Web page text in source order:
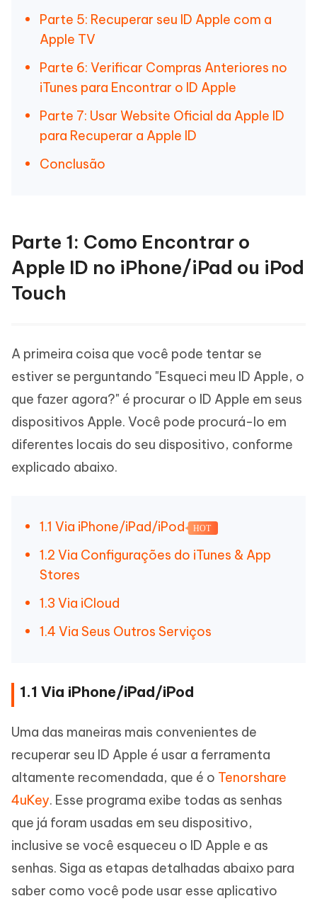
Parte 5: Recuperar seu ID Apple com a
Apple TV
Parte 6: Verificar Compras Anteriores no
iTunes para Encontrar o ID Apple
Parte 7: Usar Website Oficial da Apple ID
para Recuperar a Apple ID
Conclusão
Parte 1: Como Encontrar o
Apple ID no iPhone/iPad ou iPod
Touch
A primeira coisa que você pode tentar se
estiver se perguntando "Esqueci meu ID Apple, o
que fazer agora?" é procurar o ID Apple em seus
dispositivos Apple. Você pode procurá-lo em
diferentes locais do seu dispositivo, conforme
explicado abaixo.
1.1 Via iPhone/iPad/iPod HOT
1.2 Via Configurações do iTunes & App
Stores
1.3 Via iCloud
1.4 Via Seus Outros Serviços
1.1 Via iPhone/iPad/iPod
Uma das maneiras mais convenientes de
recuperar seu ID Apple é usar a ferramenta
altamente recomendada, que é o Tenorshare
4uKey. Esse programa exibe todas as senhas
que já foram usadas em seu dispositivo,
inclusive se você esqueceu o ID Apple e as
senhas. Siga as etapas detalhadas abaixo para
saber como você pode usar esse aplicativo